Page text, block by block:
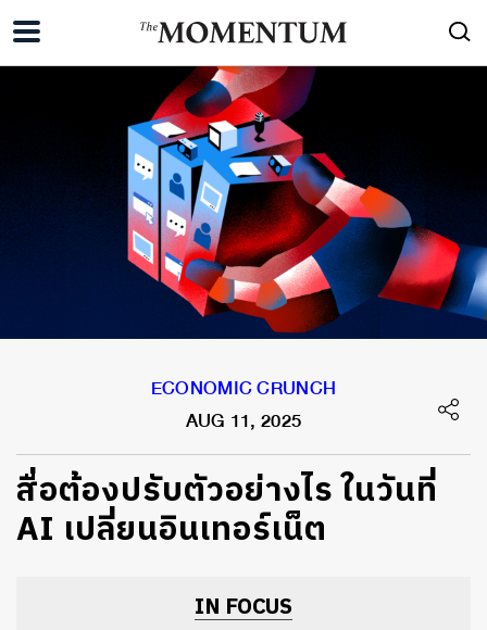
ECONOMIC CRUNCH
AUG 11, 2025
สื่อต้องปรับตัวอย่างไร ในวันที่
AI เปลี่ยนอินเทอร์เน็ต
IN FOCUS